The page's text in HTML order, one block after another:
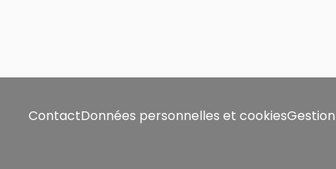
ContactDonnées personnelles et cookies